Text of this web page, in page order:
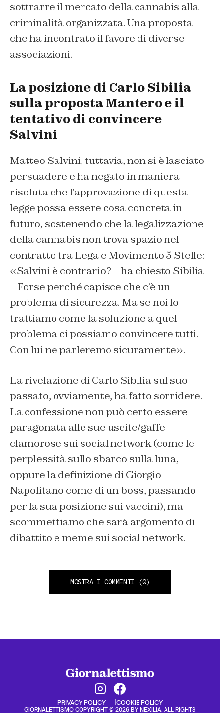
sottrarre il mercato della cannabis alla
criminalità organizzata. Una proposta
che ha incontrato il favore di diverse
associazioni.
La posizione di Carlo Sibilia
sulla proposta Mantero e il
tentativo di convincere
Salvini
Matteo Salvini, tuttavia, non si è lasciato
persuadere e ha negato in maniera
risoluta che l’approvazione di questa
legge possa essere cosa concreta in
futuro, sostenendo che la legalizzazione
della cannabis non trova spazio nel
contratto tra Lega e Movimento 5 Stelle:
«Salvini è contrario? – ha chiesto Sibilia
– Forse perché capisce che c’è un
problema di sicurezza. Ma se noi lo
trattiamo come la soluzione a quel
problema ci possiamo convincere tutti.
Con lui ne parleremo sicuramente».
La rivelazione di Carlo Sibilia sul suo
passato, ovviamente, ha fatto sorridere.
La confessione non può certo essere
paragonata alle sue uscite/gaffe
clamorose sui social network (come le
perplessità sullo sbarco sulla luna,
oppure la definizione di Giorgio
Napolitano come di un boss, passando
per la sua posizione sui vaccini), ma
scommettiamo che sarà argomento di
dibattito e meme sui social network.
MOSTRA I COMMENTI (0)
PRIVACY POLICY COOKIE POLICY
GIORNALETTISMO COPYRIGHT © 2026 BY NEXILIA. ALL RIGHTS